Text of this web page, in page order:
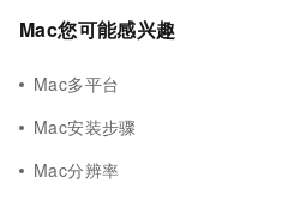
Mac您可能感兴趣
Mac多平台
Mac安装步骤
Mac分辨率